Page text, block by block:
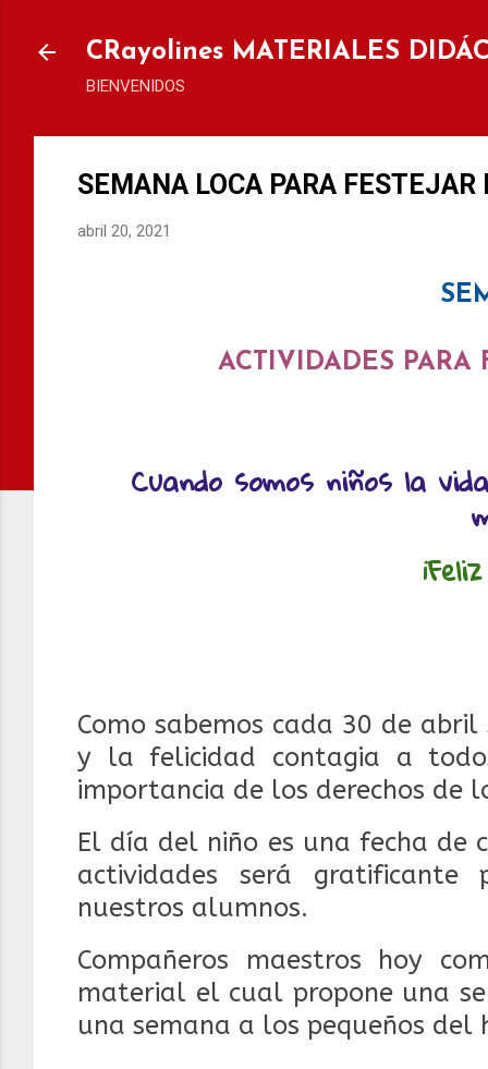
CRayolines MATERIALES
BIENVENIDOS
SEMANA LOCA PARA FESTEJAR
abril 20, 2021
ACTIVIDADES
Cuando somos niños la
Como sabemos cada 30 de
y la felicidad contagia a
importancia de los derechos de
El día del niño es una fecha de
actividades será
nuestros alumnos.
Compañeros maestros hoy
material el cual propone una
una semana a los pequeños del